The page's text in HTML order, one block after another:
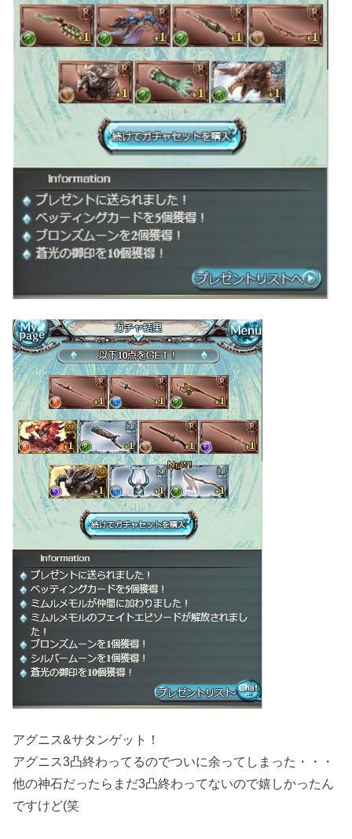
アグニス&サタンゲット！
アグニス3凸終わってるのでついに余ってしまった・・・
他の神石だったらまだ3凸終わってないので嬉しかったん
ですけど(笑